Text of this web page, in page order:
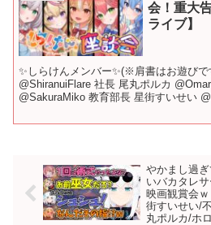
会！重大
ライブ】
✨しらけんメンバー✨(※肩書はお遊び
@ShiranuiFlare 社長 尾丸ポルカ
@SakuraMiko 教育部長 星街すいせい
やかまし過
いバカタレ
映画観賞会
街すいせい/
丸ポルカ/ホ